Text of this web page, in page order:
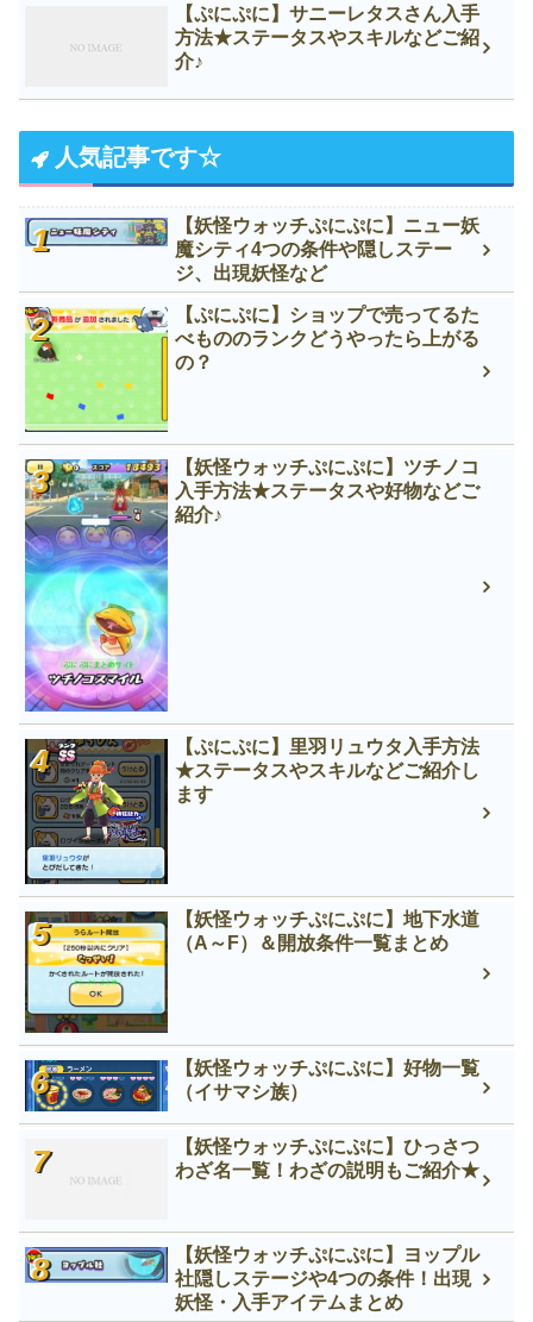
【ぷにぷに】サニーレタスさん入手
方法★ステータスやスキルなどご紹
介♪
人気記事です☆
【妖怪ウォッチぷにぷに】ニュー妖
魔シティ4つの条件や隠しステー
ジ、出現妖怪など
【ぷにぷに】ショップで売ってるた
べもののランクどうやったら上がる
の？
【妖怪ウォッチぷにぷに】ツチノコ
入手方法★ステータスや好物などご
紹介♪
【ぷにぷに】里羽リュウタ入手方法
★ステータスやスキルなどご紹介し
ます
【妖怪ウォッチぷにぷに】地下水道
（A～F）＆開放条件一覧まとめ
【妖怪ウォッチぷにぷに】好物一覧
（イサマシ族）
【妖怪ウォッチぷにぷに】ひっさつ
わざ名一覧！わざの説明もご紹介★
【妖怪ウォッチぷにぷに】ヨップル
社隠しステージや4つの条件！出現
妖怪・入手アイテムまとめ